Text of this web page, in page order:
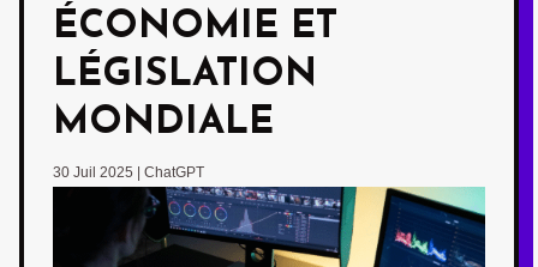
ÉCONOMIE ET
LÉGISLATION
MONDIALE
30 Juil 2025 ChatGPT